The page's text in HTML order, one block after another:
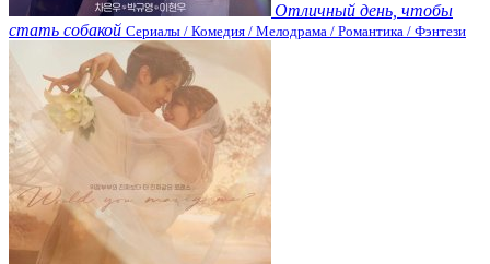
Отличный день, чтобы
стать собакой Сериалы / Комедия / Мелодрама / Романтика / Фэнтези